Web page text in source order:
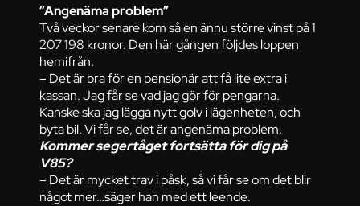
”Angenäma problem”
Två veckor senare kom så en ännu större vinst på 1
207 198 kronor. Den här gången följdes loppen
hemifrån.
– Det är bra för en pensionär att få lite extra i
kassan. Jag får se vad jag gör för pengarna.
Kanske ska jag lägga nytt golv i lägenheten, och
byta bil. Vi får se, det är angenäma problem.
Kommer segertåget fortsätta för dig på
V85?
– Det är mycket trav i påsk, så vi får se om det blir
något mer…säger han med ett leende.